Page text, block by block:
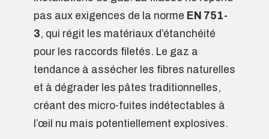
pas aux exigences de la norme EN 751-
3, qui régit les matériaux d’étanchéité
pour les raccords filetés. Le gaz a
tendance à assécher les fibres naturelles
et à dégrader les pâtes traditionnelles,
créant des micro-fuites indétectables à
l’œil nu mais potentiellement explosives.